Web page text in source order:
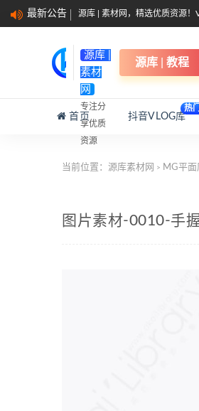
最新公告 源库 | 素材网，精选优质资源！
源库 |
素材
网
专注分
享优质
资源
源库 | 教程
首页 抖音VLOG库
热
当前位置： 源库素材网 > MG平面
图片素材-0010-手